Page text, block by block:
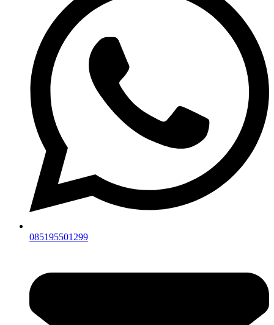
085195501299